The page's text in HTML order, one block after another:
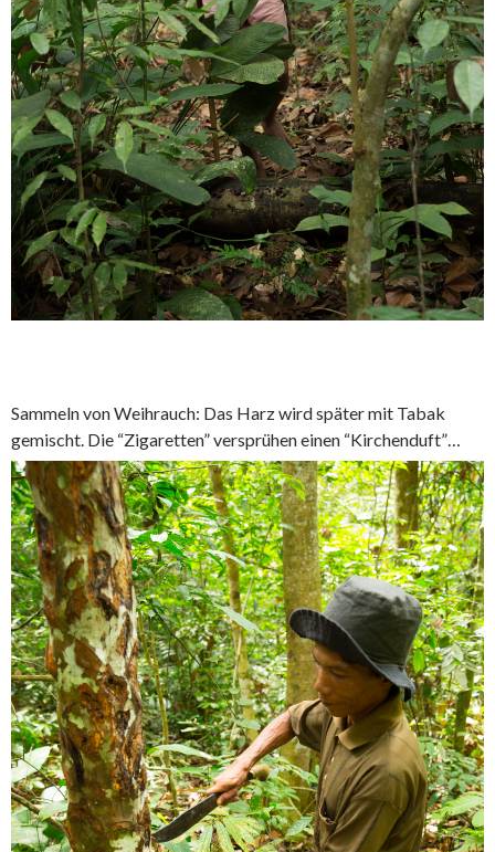
Sammeln von Weihrauch: Das Harz wird später mit Tabak
gemischt. Die “Zigaretten” versprühen einen “Kirchenduft”…